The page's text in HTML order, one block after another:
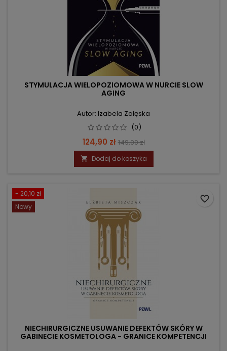
STYMULACJA WIELOPOZIOMOWA W NURCIE SLOW
AGING
Autor: Izabela Załęska
(0)
Cena
124,90 zł Cena
podstawowa
149,00 zł
 Dodaj do koszyka
- 20,10 zł
Nowy
NIECHIRURGICZNE USUWANIE DEFEKTÓW SKÓRY W
GABINECIE KOSMETOLOGA - GRANICE KOMPETENCJI
favorite_border